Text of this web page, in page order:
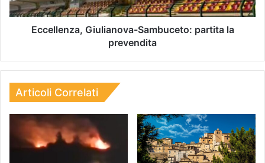
Eccellenza, Giulianova-Sambuceto: partita la
prevendita
Articoli Correlati